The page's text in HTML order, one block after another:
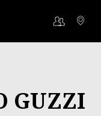
GUZZI